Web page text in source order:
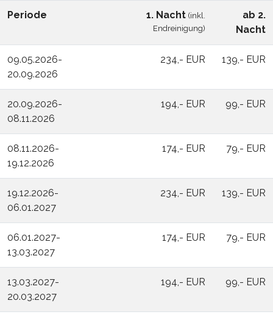
Periode 1. Nacht (inkl.
Endreinigung)
ab 2.
Nacht
09.05.2026-
20.09.2026
234,- EUR 139,- EUR
20.09.2026-
08.11.2026
194,- EUR 99,- EUR
08.11.2026-
19.12.2026
174,- EUR 79,- EUR
19.12.2026-
06.01.2027
234,- EUR 139,- EUR
06.01.2027-
13.03.2027
174,- EUR 79,- EUR
13.03.2027-
20.03.2027
194,- EUR 99,- EUR